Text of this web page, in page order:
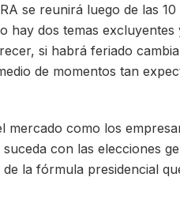
se reunirá luego de las
hay dos temas excluyentes
si habrá feriado
de momentos tan
mercado como los
con las elecciones
la fórmula presidencial